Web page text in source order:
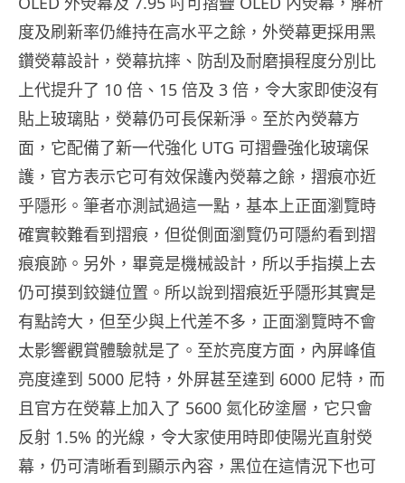
度及刷新率仍維持在高水平之餘，外熒幕更採用黑
鑽熒幕設計，熒幕抗摔、防刮及耐磨損程度分別比
上代提升了 10 倍、15 倍及 3 倍，令大家即使沒有
貼上玻璃貼，熒幕仍可長保新淨。至於內熒幕方
面，它配備了新一代強化 UTG 可摺疊強化玻璃保
護，官方表示它可有效保護內熒幕之餘，摺痕亦近
乎隱形。筆者亦測試過這一點，基本上正面瀏覽時
確實較難看到摺痕，但從側面瀏覽仍可隱約看到摺
痕痕跡。另外，畢竟是機械設計，所以手指摸上去
仍可摸到鉸鏈位置。所以說到摺痕近乎隱形其實是
有點誇大，但至少與上代差不多，正面瀏覽時不會
太影響觀賞體驗就是了。至於亮度方面，內屏峰值
亮度達到 5000 尼特，外屏甚至達到 6000 尼特，而
且官方在熒幕上加入了 5600 氮化矽塗層，它只會
反射 1.5% 的光線，令大家使用時即使陽光直射熒
幕，仍可清晰看到顯示內容，黑位在這情況下也可